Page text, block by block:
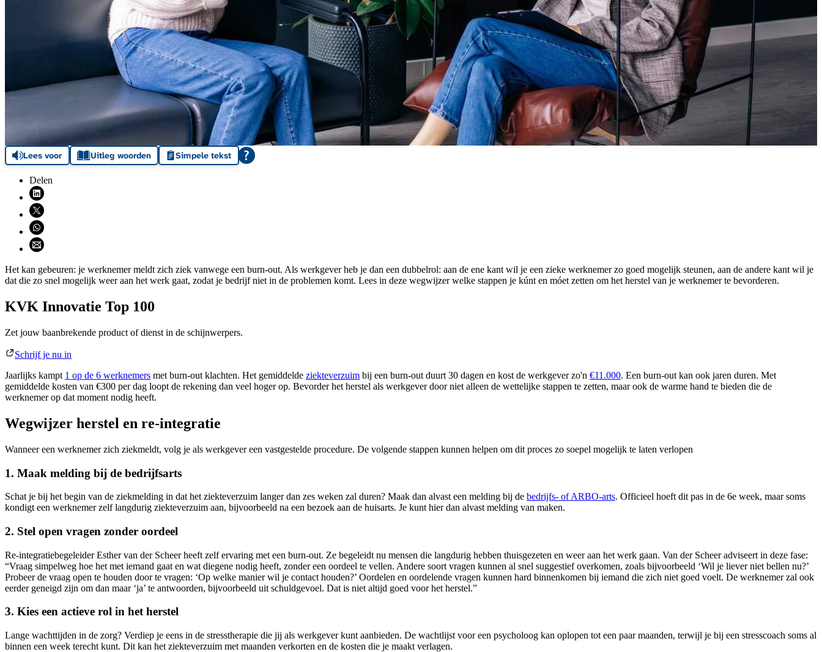
Lees voor Uitleg woorden Simpele tekst
Delen
Deel via LinkedIn (opent nieuw venster)
Deel via X (opent nieuw venster)
Deel via WhatsApp (opent WhatsApp)
Deel via email (opent email programma)
Het kan gebeuren: je werknemer meldt zich ziek vanwege een burn-out. Als werkgever heb je dan een dubbelrol: aan de ene kant wil je een zieke werknemer zo goed mogelijk steunen, aan de andere kant wil je
dat die zo snel mogelijk weer aan het werk gaat, zodat je bedrijf niet in de problemen komt. Lees in deze wegwijzer welke stappen je kúnt en móet zetten om het herstel van je werknemer te bevorderen.
KVK Innovatie Top 100
Zet jouw baanbrekende product of dienst in de schijnwerpers.
Schrijf je nu in
Jaarlijks kampt 1 op de 6 werknemers met burn-out klachten. Het gemiddelde ziekteverzuim bij een burn-out duurt 30 dagen en kost de werkgever zo'n €11.000. Een burn-out kan ook jaren duren. Met
gemiddelde kosten van €300 per dag loopt de rekening dan veel hoger op. Bevorder het herstel als werkgever door niet alleen de wettelijke stappen te zetten, maar ook de warme hand te bieden die de
werknemer op dat moment nodig heeft.
Wegwijzer herstel en re-integratie
Wanneer een werknemer zich ziekmeldt, volg je als werkgever een vastgestelde procedure. De volgende stappen kunnen helpen om dit proces zo soepel mogelijk te laten verlopen
1. Maak melding bij de bedrijfsarts
Schat je bij het begin van de ziekmelding in dat het ziekteverzuim langer dan zes weken zal duren? Maak dan alvast een melding bij de bedrijfs- ofARBO-arts. Officieel hoeft dit pas in de 6e week, maar soms
kondigt een werknemer zelf langdurig ziekteverzuim aan, bijvoorbeeld na een bezoek aan de huisarts. Je kunt hier dan alvast melding van maken.
2. Stel open vragen zonder oordeel
Re-integratiebegeleider Esther van der Scheer heeft zelf ervaring met een burn-out. Ze begeleidt nu mensen die langdurig hebben thuisgezeten en weer aan het werk gaan. Van der Scheer adviseert in deze fase:
“Vraag simpelweg hoe het met iemand gaat en wat diegene nodig heeft, zonder een oordeel te vellen. Andere soort vragen kunnen al snel suggestief overkomen, zoals bijvoorbeeld ‘Wil je liever niet bellen nu?’
Probeer de vraag open te houden door te vragen: ‘Op welke manier wil je contact houden?’ Oordelen en oordelende vragen kunnen hard binnenkomen bij iemand die zich niet goed voelt. De werknemer zal ook
eerder geneigd zijn om dan maar ‘ja’ te antwoorden, bijvoorbeeld uit schuldgevoel. Dat is niet altijd goed voor het herstel.”
3. Kies een actieve rol in het herstel
Lange wachttijden in de zorg? Verdiep je eens in de stresstherapie die jij als werkgever kunt aanbieden. De wachtlijst voor een psycholoog kan oplopen tot een paar maanden, terwijl je bij een stresscoach soms al
binnen een week terecht kunt. Dit kan het ziekteverzuim met maanden verkorten en de kosten die je maakt verlagen.